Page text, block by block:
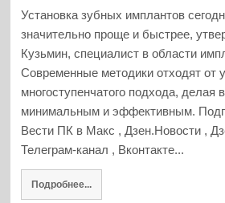
Установка зубных имплантов
значительно проще и быстрее,
Кузьмин, специалист в области
Современные методики отходят от
многоступенчатого подхода, делая
минимальным и эффективным.
Вести ПК в Макс , Дзен.Новости ,
Телеграм-канал , Вконтакте...
Подробнее...